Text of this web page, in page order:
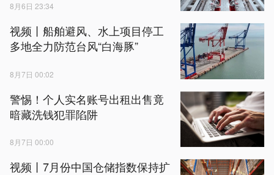
8月6日 23:34
视频丨船舶避风、水上项目停工
多地全力防范台风“白海豚”
8月7日 00:02
警惕！个人实名账号出租出售竟
暗藏洗钱犯罪陷阱
8月7日 00:00
视频丨7月份中国仓储指数保持扩